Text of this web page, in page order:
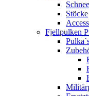
Stöcke
Fjellpulken